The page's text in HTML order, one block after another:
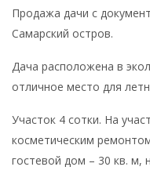
Продажа дачи с
Самарский остров.
Дача расположена в
отличное место для
Участок 4 сотки. На
косметическим
гостевой дом – 30 кв. м,